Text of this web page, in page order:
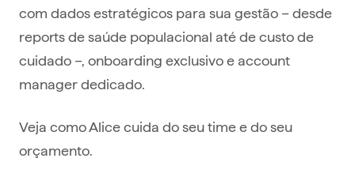
com dados estratégicos para sua gestão – desde
reports de saúde populacional até de custo de
cuidado –, onboarding exclusivo e account
manager dedicado.
Veja como Alice cuida do seu time e do seu
orçamento.